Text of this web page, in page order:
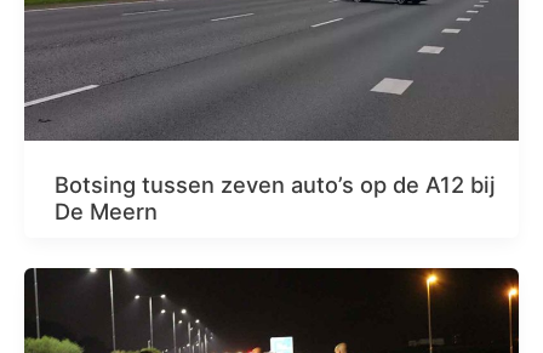
Botsing tussen zeven auto’s op de A12 bij
De Meern